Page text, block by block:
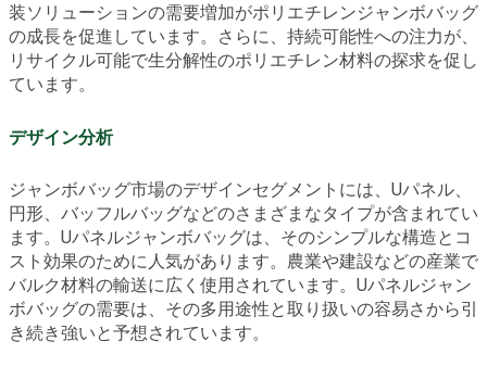
装ソリューションの需要増加がポリエチレンジャンボバッグ
の成長を促進しています。さらに、持続可能性への注力が、
リサイクル可能で生分解性のポリエチレン材料の探求を促し
ています。
デザイン分析
ジャンボバッグ市場のデザインセグメントには、Uパネル、
円形、バッフルバッグなどのさまざまなタイプが含まれてい
ます。Uパネルジャンボバッグは、そのシンプルな構造とコ
スト効果のために人気があります。農業や建設などの産業で
バルク材料の輸送に広く使用されています。Uパネルジャン
ボバッグの需要は、その多用途性と取り扱いの容易さから引
き続き強いと予想されています。